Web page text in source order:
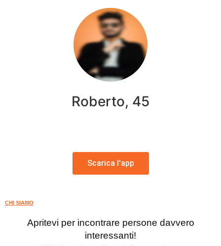
Roberto, 45
Scarica l'app
CHI SIAMO
Apritevi per incontrare persone davvero
interessanti!